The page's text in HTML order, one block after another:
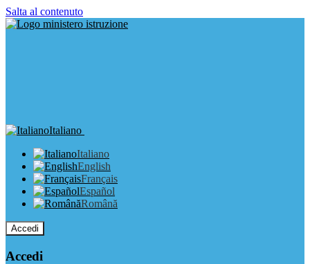
Salta al contenuto
Italiano
Italiano
English
Français
Español
Română
Accedi
Accedi